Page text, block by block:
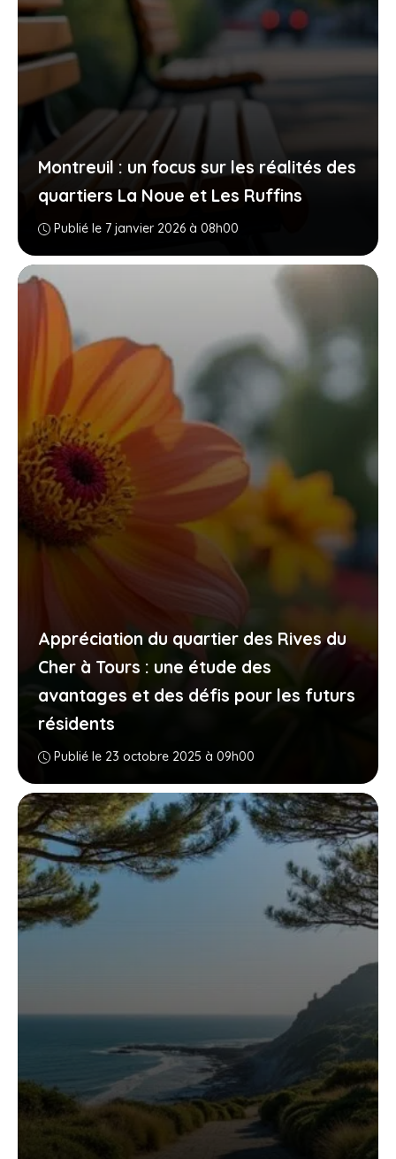
Montreuil : un focus sur les réalités des
quartiers La Noue et Les Ruffins
Publié le 7 janvier 2026 à 08h00
Appréciation du quartier des Rives du
Cher à Tours : une étude des
avantages et des défis pour les futurs
résidents
Publié le 23 octobre 2025 à 09h00